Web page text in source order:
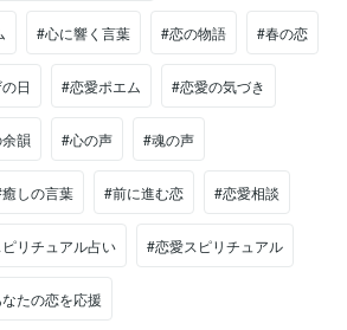
#心に響く言葉 #恋の物語 #春の恋
日 #恋愛ポエム #恋愛の気づき
韻 #心の声 #魂の声
しの言葉 #前に進む恋 #恋愛相談
リチュアル占い #恋愛スピリチュアル
たの恋を応援